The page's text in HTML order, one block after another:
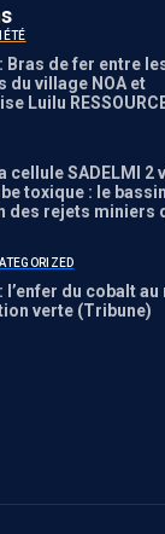
Bras de fer entre
du village NOA et
Luilu
cellule SADELMI 2
toxique : le
des rejets miniers
l’enfer du cobalt
verte (Tribune)